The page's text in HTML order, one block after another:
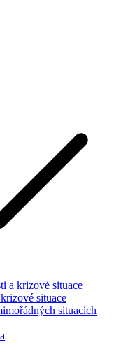
a krizové situace
situace
situacích